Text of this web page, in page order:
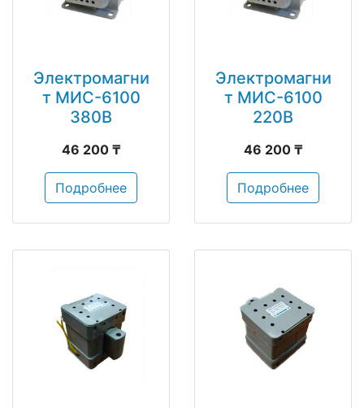
Электромагни
т МИС-6100
380В
46 200 ₸
Подробнее
Электромагни
т МИС-6100
220В
46 200 ₸
Подробнее